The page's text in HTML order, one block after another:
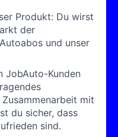
Produkt: Du wirst
der
und unser
JobAuto-Kunden
mit
du sicher, dass
sind.